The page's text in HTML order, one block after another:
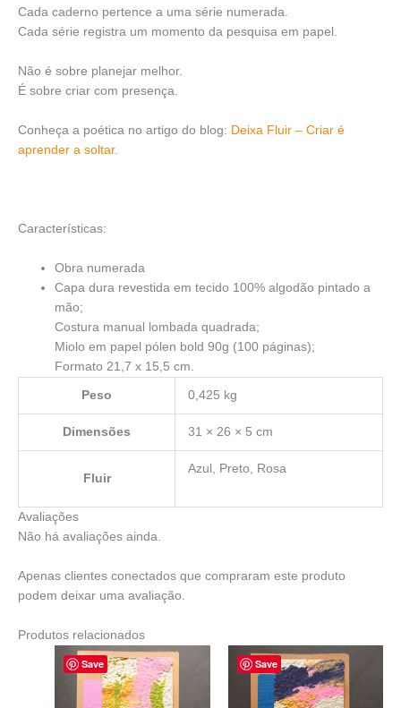
Cada caderno pertence a uma série numerada.
Cada série registra um momento da pesquisa em papel.
Não é sobre planejar melhor.
É sobre criar com presença.
Conheça a poética no artigo do blog: Deixa Fluir – Criar é
aprender a soltar.
Características:
Obra numerada
Capa dura revestida em tecido 100% algodão pintado a
mão;
Costura manual lombada quadrada;
Miolo em papel pólen bold 90g (100 páginas);
Formato 21,7 x 15,5 cm.
Peso 0,425 kg
Dimensões 31 × 26 × 5 cm
Fluir
Azul, Preto, Rosa
Avaliações
Não há avaliações ainda.
Apenas clientes conectados que compraram este produto
podem deixar uma avaliação.
Produtos relacionados
Save Save